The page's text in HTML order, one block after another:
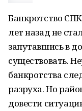
Банкротство
лет назад не
запутавшись в
существовать.
банкротства
разруха. Но
довести